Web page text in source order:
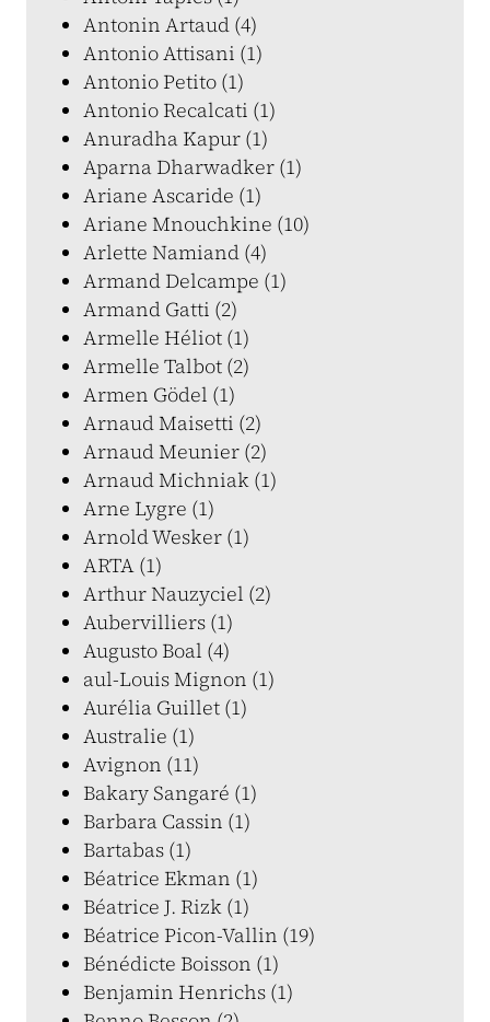
Antonin Artaud (4)
Antonio Attisani (1)
Antonio Petito (1)
Antonio Recalcati (1)
Anuradha Kapur (1)
Aparna Dharwadker (1)
Ariane Ascaride (1)
Ariane Mnouchkine (10)
Arlette Namiand (4)
Armand Delcampe (1)
Armand Gatti (2)
Armelle Héliot (1)
Armelle Talbot (2)
Armen Gödel (1)
Arnaud Maisetti (2)
Arnaud Meunier (2)
Arnaud Michniak (1)
Arne Lygre (1)
Arnold Wesker (1)
ARTA (1)
Arthur Nauzyciel (2)
Aubervilliers (1)
Augusto Boal (4)
aul-Louis Mignon (1)
Aurélia Guillet (1)
Australie (1)
Avignon (11)
Bakary Sangaré (1)
Barbara Cassin (1)
Bartabas (1)
Béatrice Ekman (1)
Béatrice J. Rizk (1)
Béatrice Picon-Vallin (19)
Bénédicte Boisson (1)
Benjamin Henrichs (1)